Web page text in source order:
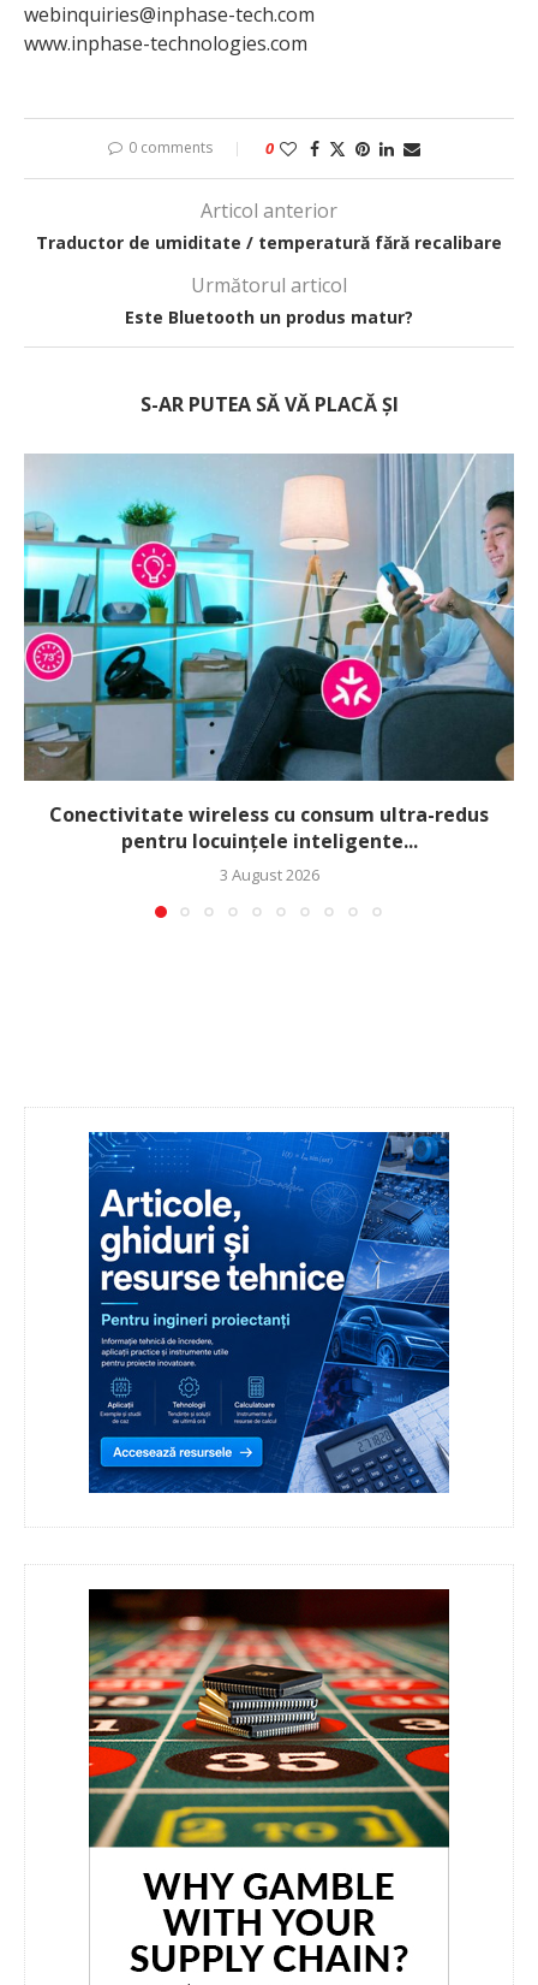
webinquiries@inphase-tech.com
www.inphase-technologies.com
0 comments 0
Articol anterior
Traductor de umiditate / temperatură fără recalibare
Următorul articol
Este Bluetooth un produs matur?
S-AR PUTEA SĂ VĂ PLACĂ ȘI
Conectivitate wireless cu consum ultra-redus
pentru locuințele inteligente...
3 August 2026